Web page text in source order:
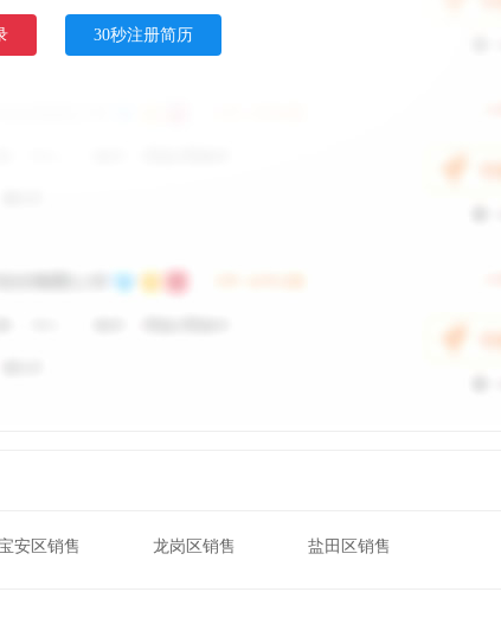
30秒注册简历
安区销售 龙岗区销售 盐田区销售